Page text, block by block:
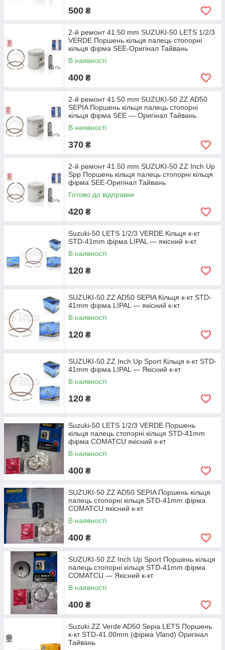
500 ₴
2-й ремонт 41.50 mm SUZUKI-50 LETS 1/2/3
VERDE Поршень кільця палець стопорні
кільця фірма SEE-Оригінал Тайвань
В наявності
400 ₴
2-й ремонт 41.50 mm SUZUKI-50 ZZ AD50
SEPIA Поршень кільця палець стопорні
кільця фірма SEE — Оригінал Тайвань
В наявності
370 ₴
2-й ремонт 41.50 mm SUZUKI-50 ZZ Inch Up
Spp Поршень кільця палець стопорні кільця
фірма SEE-Оригінал Тайвань
Готово до відправки
420 ₴
Suzuki-50 LETS 1/2/3 VERDE Кільця к-кт
STD-41mm фірма LIPAL — якісний к-кт
В наявності
120 ₴
SUZUKI-50 ZZ AD50 SEPIA Кільця к-кт STD-
41mm фірма LIPAL — якісний к-кт
В наявності
120 ₴
SUZUKI-50 ZZ Inch Up Sport Кільця к-кт STD-
41mm фірма LIPAL — Якісний к-кт
В наявності
120 ₴
Suzuki-50 LETS 1/2/3 VERDE Поршень
кільця палець cтопорні кільця STD-41mm
фірма COMATCU якісний к-кт
В наявності
400 ₴
SUZUKI-50 ZZ AD50 SEPIA Поршень кільця
палець стопорні кільця STD-41mm фірма
COMATCU якісний к-кт
В наявності
400 ₴
SUZUKI-50 ZZ Inch Up Sport Поршень кільця
палець стопорні кільця STD-41mm фірма
COMATCU — Якісний к-кт
В наявності
400 ₴
Suzuki ZZ Verde AD50 Sepia LETS Поршень
к-кт STD-41.00mm (фірма Vland) Оригінал
Тайвань